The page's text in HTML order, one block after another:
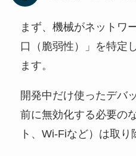
まず、機械がネットワ
口（脆弱性）」を特定
ます。
開発中だけ使ったデバ
前に無効化する必要の
ト、Wi-Fiなど）は取り